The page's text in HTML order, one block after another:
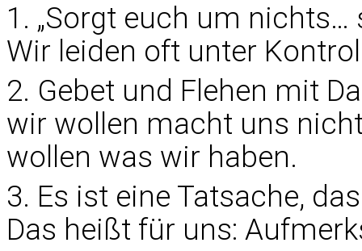
1. „Sorgt euch um
Wir leiden oft unter
2. Gebet und Flehen mit
wir wollen macht uns
wollen was wir haben.
3. Es ist eine Tatsache,
Das heißt für uns: